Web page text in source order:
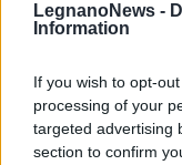
LegnanoNews -
Information
If you wish to opt-
processing of your
targeted advertising
section to confirm